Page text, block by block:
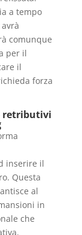
a tempo
comunque
per il
il
forza
retributivi
inserire il
Questa
al
in
che